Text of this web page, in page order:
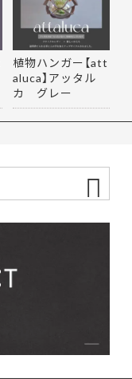
植物ハンガー【att
aluca】アッタル
カ グレー